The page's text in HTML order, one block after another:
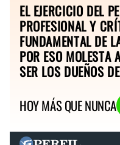
EL EJERCICIO DEL
PROFESIONAL Y
FUNDAMENTAL DE
POR ESO MOLESTA
SER LOS DUEÑOS
HOY MÁS QUE NUNCA